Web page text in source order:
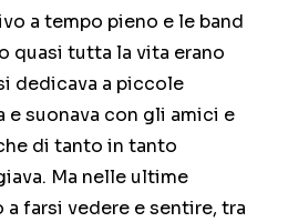
a tempo pieno e le band
quasi tutta la vita erano
dedicava a piccole
e suonava con gli amici e
di tanto in tanto
Ma nelle ultime
farsi vedere e sentire, tra